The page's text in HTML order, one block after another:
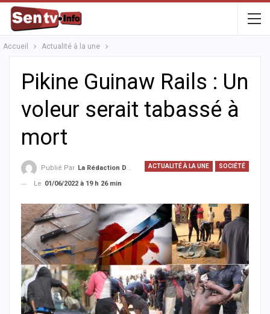
Accueil Actualité à la une
Pikine Guinaw Rails : Un
voleur serait tabassé à
mort
ACTUALITÉ À LA UNE SOCIÉTÉ
Publié Par La Rédaction De La SenTV.info
Le 01/06/2022 à 19 h 26 min